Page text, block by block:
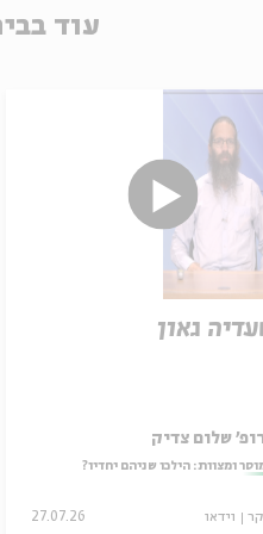
עוד
גאון
שלום צדיק
ומצוות: הילכו שניהם יחדיו?
וידאו 27.07.26